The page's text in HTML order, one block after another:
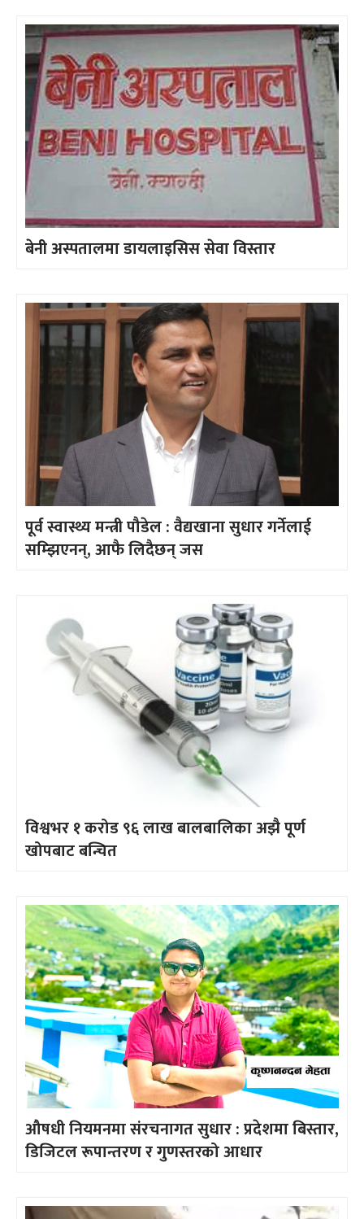
बेनी अस्पतालमा डायलाइसिस सेवा विस्तार
पूर्व स्वास्थ्य मन्त्री पौडेल : वैद्यखाना सुधार गर्नेलाई
सम्झिएनन्, आफै लिदैछन् जस
विश्वभर १ करोड ९६ लाख बालबालिका अझै पूर्ण
खोपबाट बन्चित
औषधी नियमनमा संरचनागत सुधार : प्रदेशमा बिस्तार,
डिजिटल रूपान्तरण र गुणस्तरको आधार